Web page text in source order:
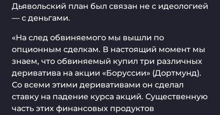
Дьявольский план был связан не с идеологией
— с деньгами.
«На след обвиняемого мы вышли по
опционным сделкам. В настоящий момент мы
знаем, что обвиняемый купил три различных
дериватива на акции «Боруссии» (Дортмунд).
Со всеми этими деривативами он сделал
ставку на падение курса акций. Существенную
часть этих финансовых продуктов